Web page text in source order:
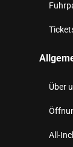
Über
All-